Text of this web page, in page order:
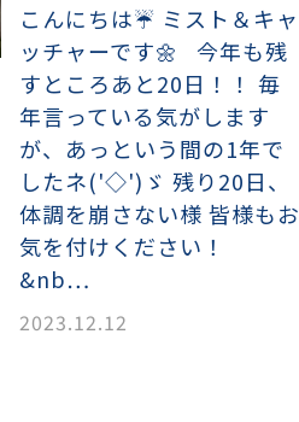
こんにちは☔ ミスト＆キャ
ッチャーです🌼 今年も残
すところあと20日！！ 毎
年言っている気がします
が、あっという間の1年で
したネ('◇')ゞ 残り20日、
体調を崩さない様 皆様もお
気を付けください！
&nb…
2023.12.12